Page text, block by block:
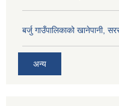
बर्जु गाउँपालिकाको खानेपानी,
अन्य